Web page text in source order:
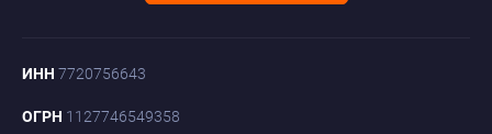
ИНН 7720756643
ОГРН 1127746549358